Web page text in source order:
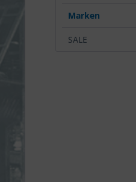
Marken
SALE